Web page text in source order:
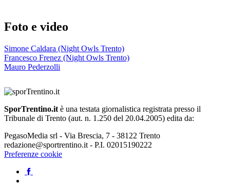
Foto e video
Simone Caldara (Night Owls Trento)
Francesco Frenez (Night Owls Trento)
Mauro Pederzolli
SporTrentino.it è una testata giornalistica registrata presso il
Tribunale di Trento (aut. n. 1.250 del 20.04.2005) edita da:
PegasoMedia srl - Via Brescia, 7 - 38122 Trento
redazione@sportrentino.it - P.I. 02015190222
Preferenze cookie